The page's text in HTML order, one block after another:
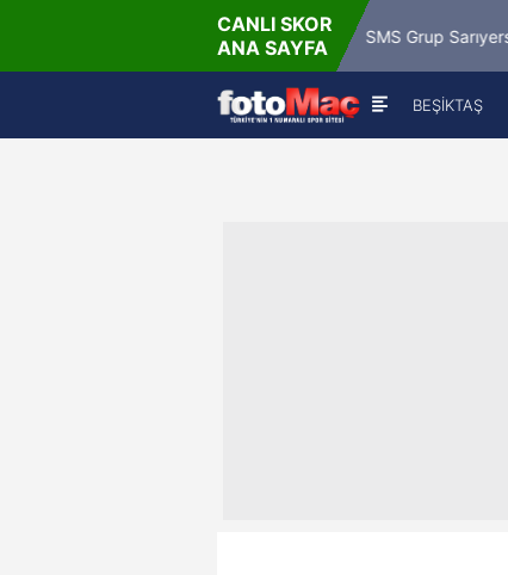
CANLI SKOR
ANA SAYFA
Misirli.com.tr Karagümrük SMS Grup Sarıyerspor
BEŞİKTAŞ